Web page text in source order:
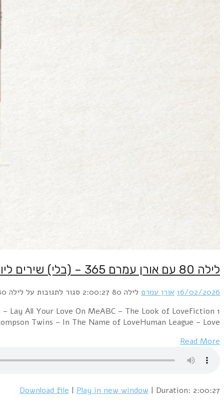
1 A Flock Of Seagulls – The More You Live The